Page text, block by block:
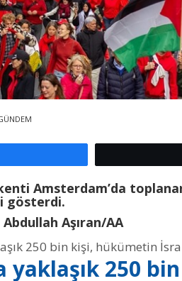
Amsterdam’da
gösterdi.
Aşıran/AA
yaklaşık 250